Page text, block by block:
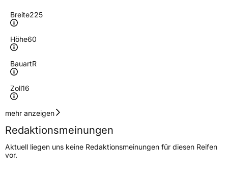
Breite225
Höhe60
BauartR
Zoll16
Geschwindigkeitsindex
Höchstgeschwindigkeit
210 km/h
Lastindex98
mehr anzeigen
Redaktionsmeinungen
Aktuell liegen uns keine Redaktionsmeinungen für diesen Reifen
vor.